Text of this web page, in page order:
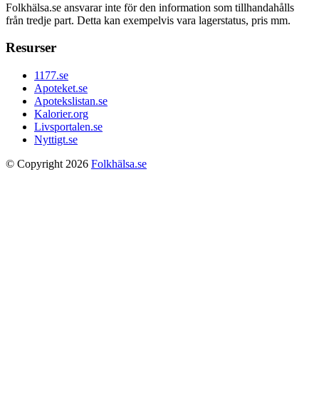
Folkhälsa.se ansvarar inte för den information som tillhandahålls
från tredje part. Detta kan exempelvis vara lagerstatus, pris mm.
Resurser
1177.se
Apoteket.se
Apotekslistan.se
Kalorier.org
Livsportalen.se
Nyttigt.se
© Copyright 2026 Folkhälsa.se